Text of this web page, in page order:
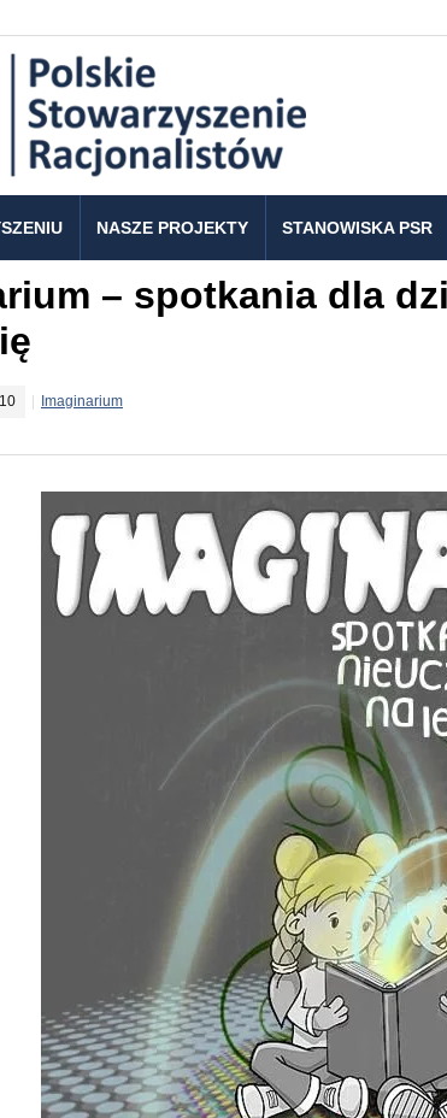
NASZE PROJEKTY STANOWISKA PSR
– spotkania dla
Imaginarium